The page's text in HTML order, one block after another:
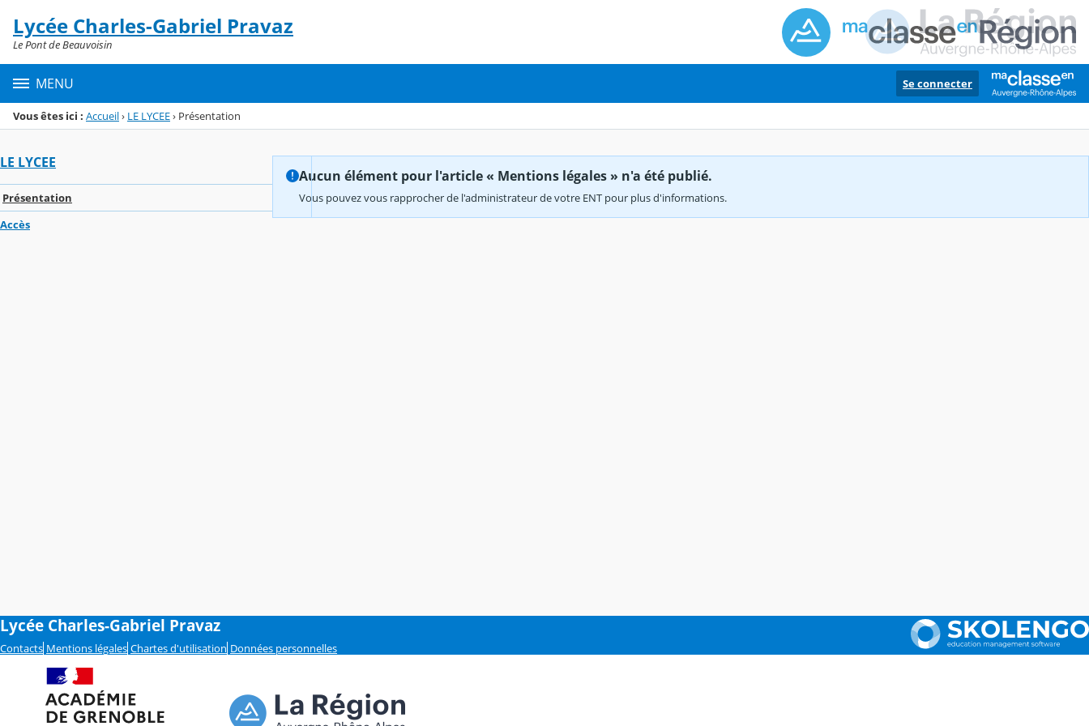
Menu de la rubrique
Contenu
Lycée Charles-Gabriel Pravaz
Le Pont de Beauvoisin
MENU Se connecter
Vous êtes ici : Accueil› LE LYCEE› Présentation
LE LYCEE
Présentation
Accès
Aucun élément pour l'article « Mentions légales » n'a été publié.
Vous pouvez vous rapprocher de l'administrateur de votre ENT pour plus d'informations.
Lycée Charles-Gabriel Pravaz
Contacts Mentions légales Chartes d'utilisation Données personnelles